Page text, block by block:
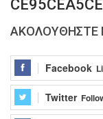
ΑΚΟΛΟΥΘΗΣΤΕ
Facebook
Twitter